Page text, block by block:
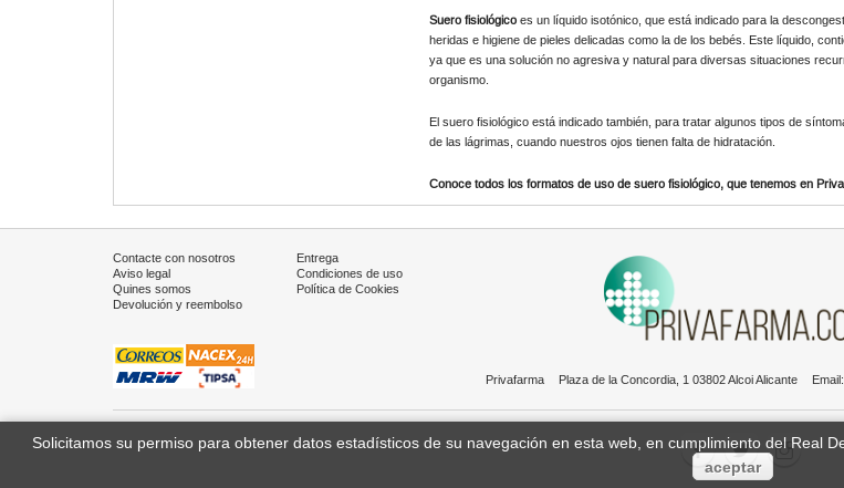
Suero fisiológico es un líquido isotónico, que está indicado para la
heridas e higiene de pieles delicadas como la de los bebés. Este líquido,
ya que es una solución no agresiva y natural para diversas situaciones
organismo.
El suero fisiológico está indicado también, para tratar algunos tipos de
de las lágrimas, cuando nuestros ojos tienen falta de hidratación.
Conoce todos los formatos de uso de suero fisiológico, que tenemos en
Contacte con nosotros
Entrega
Aviso legal
Condiciones de uso
Quines somos
Política de Cookies
Devolución y reembolso
Privafarma Plaza de la Concordia, 1 03802 Alcoi Alicante Email:
Solicitamos su permiso para obtener datos estadísticos de su navegación en esta web, en cumplimiento del Real
aceptar